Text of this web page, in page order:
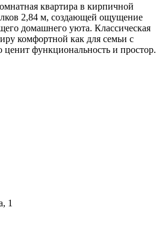
квартира в кирпичной
2,84 м, создающей ощущение
домашнего уюта. Классическая
комфортной как для семьи с
ценит функциональность и простор.
1